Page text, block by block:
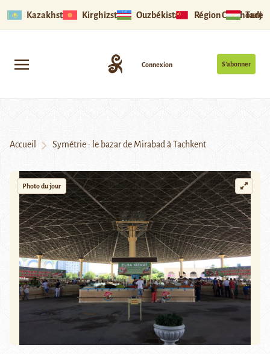
Kazakhstan Kirghizstan Ouzbékistan Région Ouïghoure
S’abonner
Connexion
Accueil Symétrie : le bazar de Mirabad à Tachkent
Photo du jour